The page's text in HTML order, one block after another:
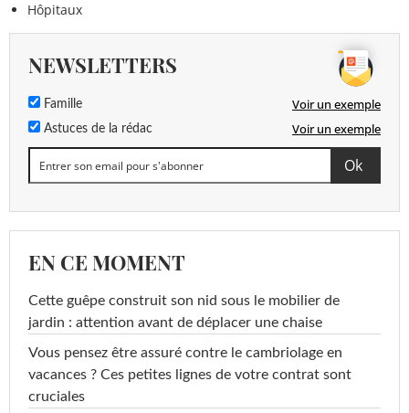
Hôpitaux
NEWSLETTERS
Famille Voir un exemple
Astuces de la rédac Voir un exemple
EN CE MOMENT
Cette guêpe construit son nid sous le mobilier de
jardin : attention avant de déplacer une chaise
Vous pensez être assuré contre le cambriolage en
vacances ? Ces petites lignes de votre contrat sont
cruciales